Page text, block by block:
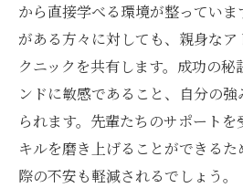
職場での充実感を得る
パートさんが活躍する
求人情報で注目するべ
美容院での新しいキャリア
北区東天満の求人情報
キャリアチェンジを考え
から直接学べる環境が整っていま
がある方々に対しても、親身な
クニックを共有します。成功の秘
ンドに敏感であること、自分の
られます。先輩たちのサポート
キルを磨き上げることができるた
際の不安も軽減されるでしょう。